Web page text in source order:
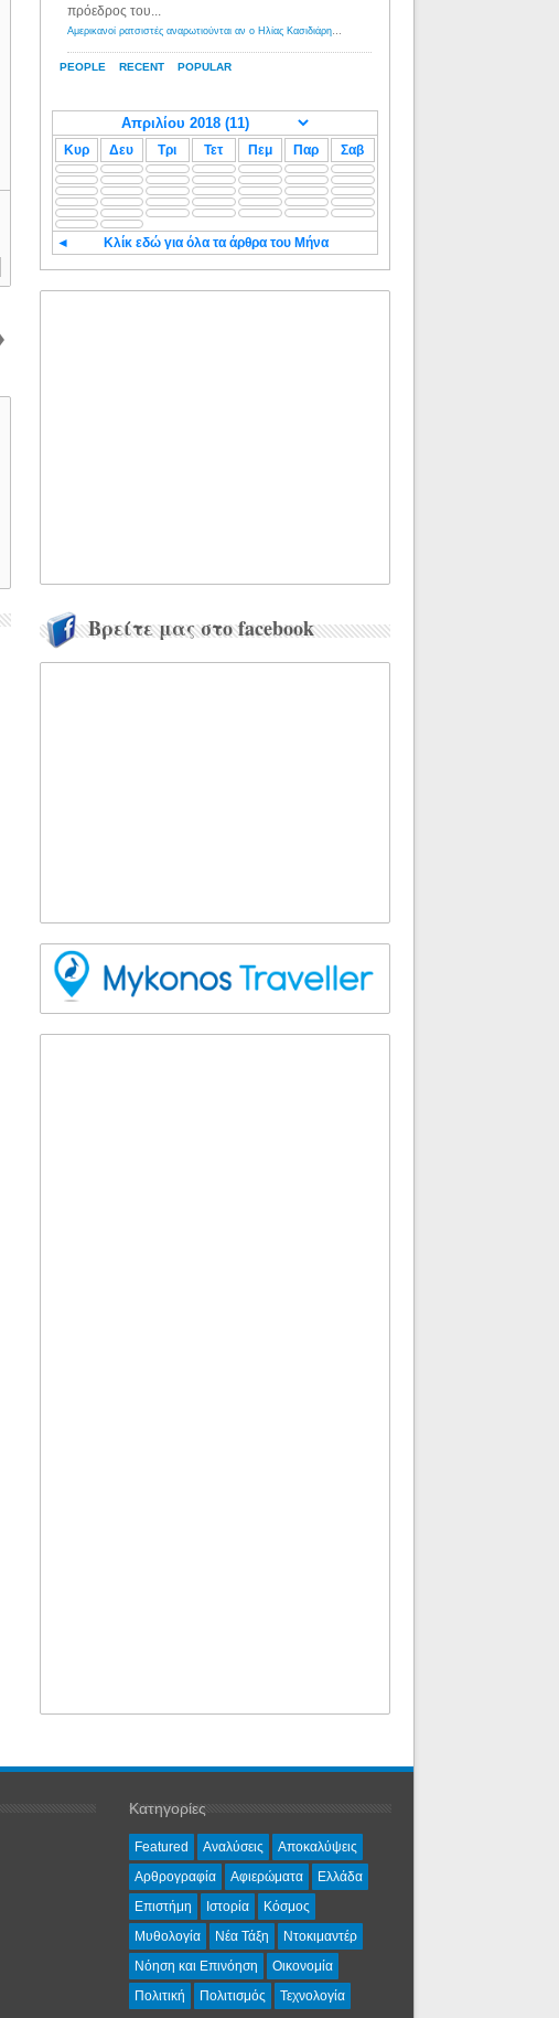
PEOPLE RECENT POPULAR
πρόεδρος του...
Αμερικανοί ρατσιστές αναρωτιούνται αν ο Ηλίας Κασιδιάρης ανήκει στη λευκή φυλή... - Λόγιος Ερμής
Κυρ Δευ Τρι Τετ Πεμ Παρ Σαβ
◄ Κλίκ εδώ για όλα τα άρθρα του Μήνα
Βρείτε μας στο facebook
Κατηγορίες
Featured Αναλύσεις
Αποκαλύψεις
Αρθρογραφία
Αφιερώματα
Ελλάδα
Επιστήμη
Ιστορία
Κόσμος
Μυθολογία
Νέα Τάξη
Ντοκιμαντέρ
Νόηση και Επινόηση
Οικονομία
Πολιτική
Πολιτισμός Τεχνολογία